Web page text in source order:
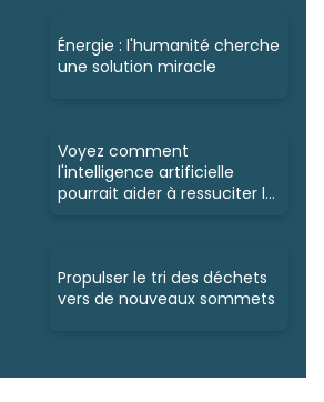
Énergie : l'humanité cherche
une solution miracle
Voyez comment
l'intelligence artificielle
pourrait aider à ressuciter la
Propulser le tri des déchets
vers de nouveaux sommets